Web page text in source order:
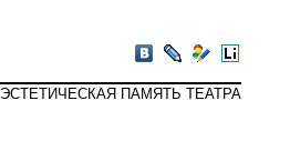
VKontakte
LiveJournal
Мой
LiveInternet
ЭСТЕТИЧЕСКАЯ ПАМЯТЬ ТЕАТРА